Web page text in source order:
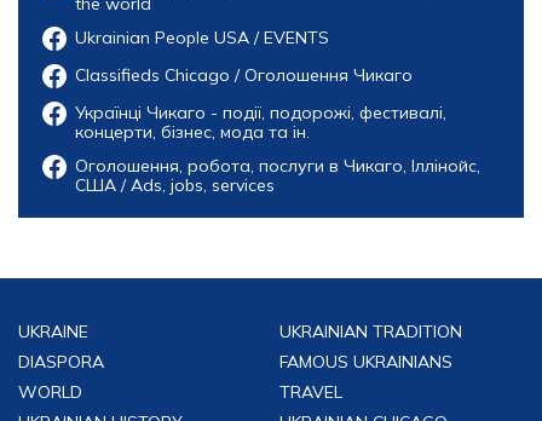
Ukrainian People USA / EVENTS
Classifieds Chicago / Оголошення Чикаго
Українці Чикаго - події, подорожі, фестивалі,
концерти, бізнес, мода та ін.
Оголошення, робота, послуги в Чикаго, Іллінойс,
США / Ads, jobs, services
UKRAINE
DIASPORA
WORLD
UKRAINIAN TRADITION
FAMOUS UKRAINIANS
TRAVEL